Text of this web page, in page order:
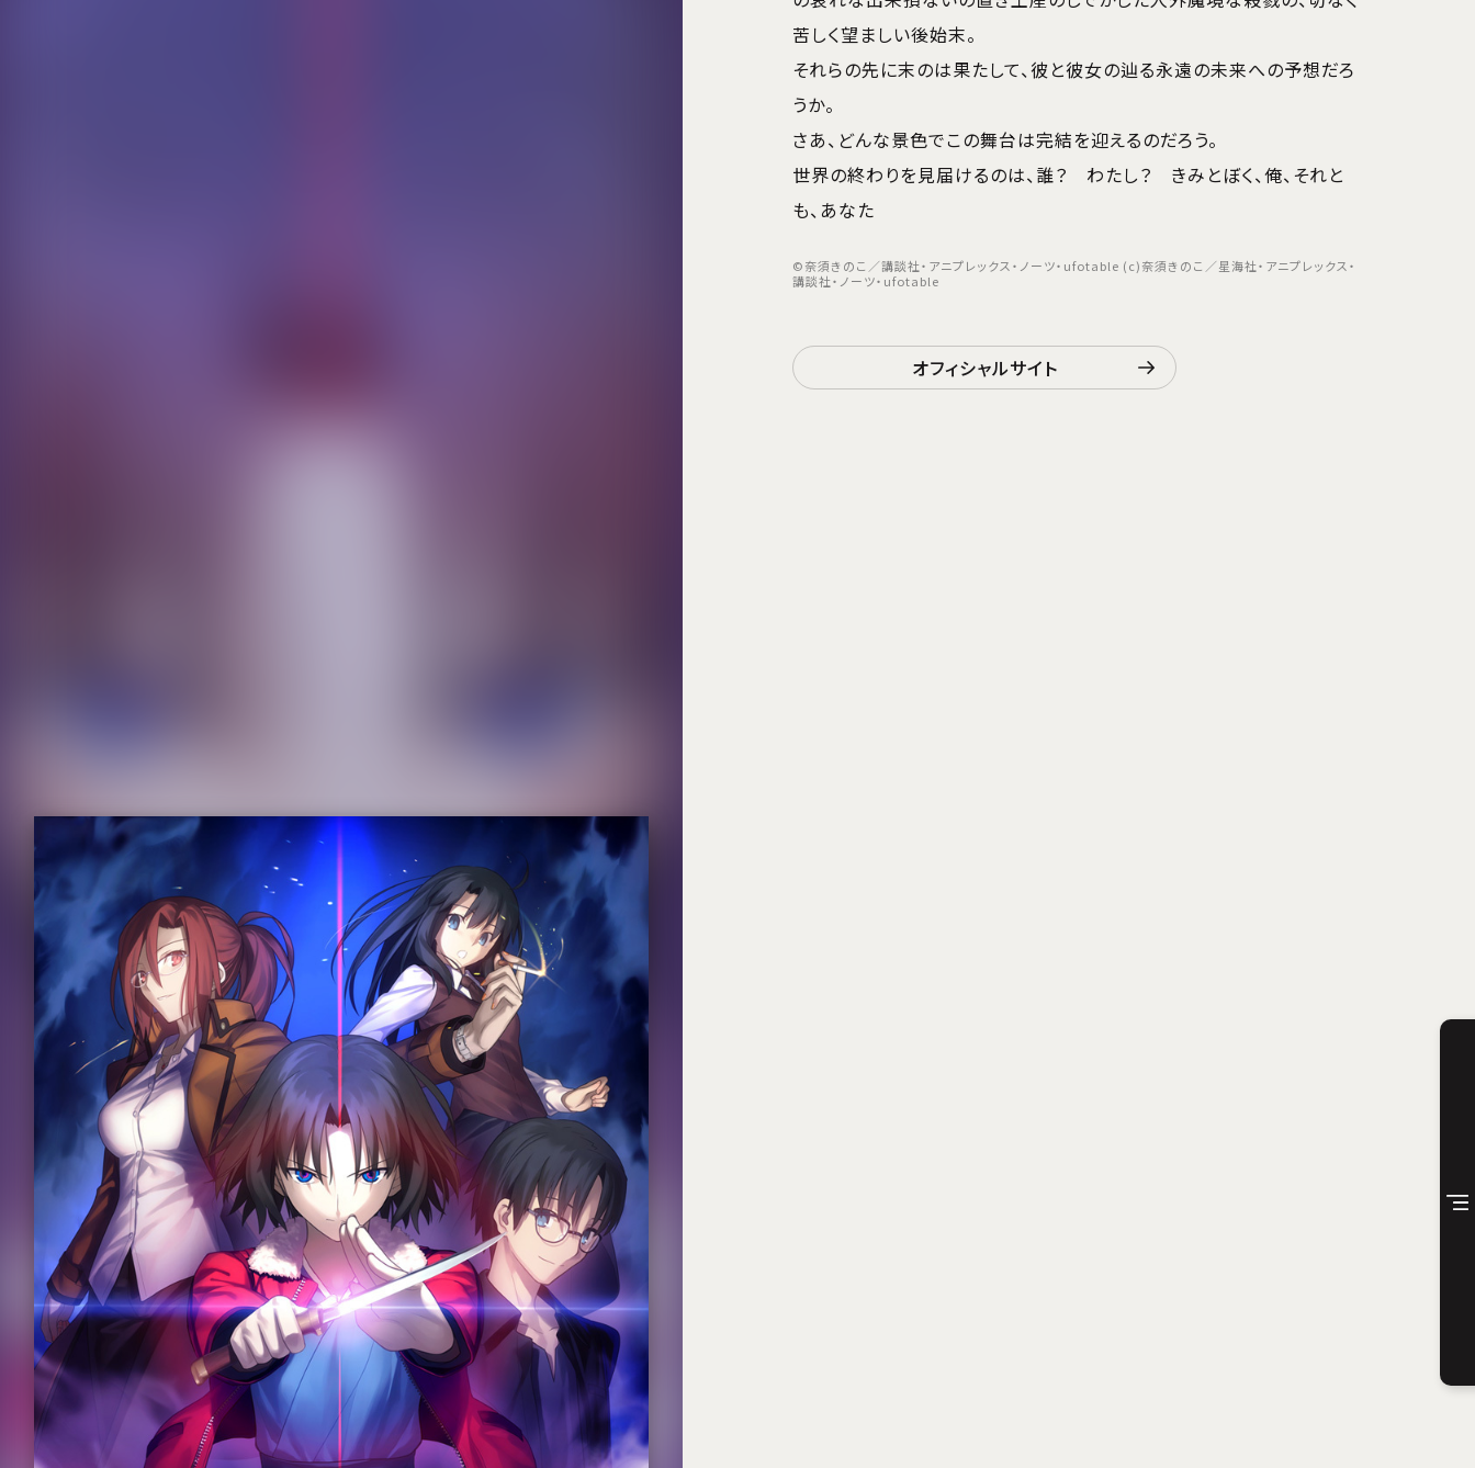
苦しく望ましい後始末。
それらの先に末のは果たして、彼と彼女の辿る永遠の未来への予想だろ
うか。
さあ、どんな景色でこの舞台は完結を迎えるのだろう。
世界の終わりを見届けるのは、誰？ わたし？ きみとぼく、俺、それと
も、あなた
©奈須きのこ／講談社・アニプレックス・ノーツ・ufotable (c)奈須きのこ／星海社・アニプレックス・
講談社・ノーツ・ufotable
オフィシャルサイト